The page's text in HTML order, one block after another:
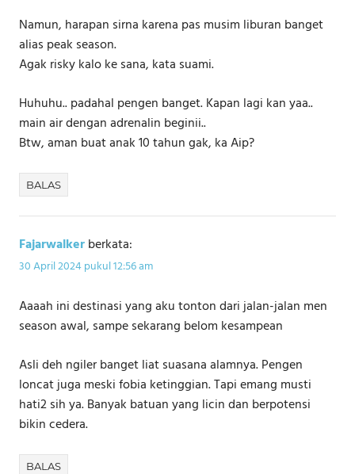
Namun, harapan sirna karena pas musim liburan banget
alias peak season.
Agak risky kalo ke sana, kata suami.
Huhuhu.. padahal pengen banget. Kapan lagi kan yaa..
main air dengan adrenalin beginii..
Btw, aman buat anak 10 tahun gak, ka Aip?
BALAS
Fajarwalkerberkata:
30 April 2024 pukul 12:56 am
Aaaah ini destinasi yang aku tonton dari jalan-jalan men
season awal, sampe sekarang belom kesampean
Asli deh ngiler banget liat suasana alamnya. Pengen
loncat juga meski fobia ketinggian. Tapi emang musti
hati2 sih ya. Banyak batuan yang licin dan berpotensi
bikin cedera.
BALAS